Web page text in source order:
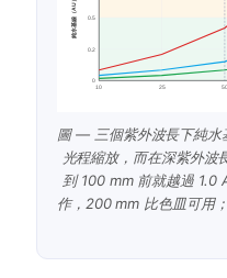
10 25 50
0.5
0.2
0
純水基線（AU）
圖 — 三個紫外波長下純水
光程縮放，而在深紫外
到 100 mm 前就越過 1.0
作，200 mm 比色皿可用